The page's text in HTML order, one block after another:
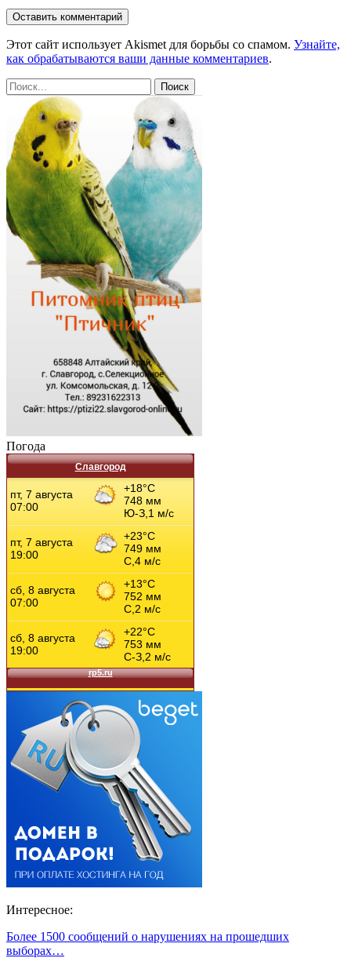
Этот сайт использует Akismet для борьбы со спамом. Узнайте,
как обрабатываются ваши данные комментариев.
Погода
Славгород
Интересное:
Более 1500 сообщений о нарушениях на прошедших
выборах…